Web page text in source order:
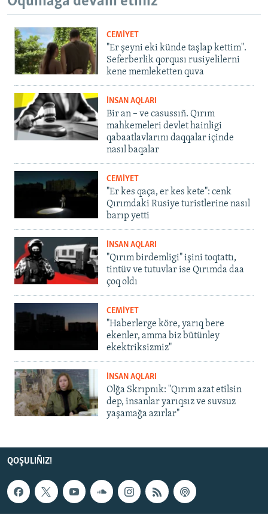
CEMİYET
"Er şeyni eki künde taşlap kettim".
Seferberlik qorqusı rusiyelilerni
kene memleketten quva
İNSAN AQLARI
Bir an – ve casussıñ. Qırım
mahkemeleri devlet hainligi
qabaatlavlarını daqqalar içinde
nasıl baqalar
CEMİYET
"Er kes qaça, er kes kete": cenk
Qırımdaki Rusiye turistlerine nasıl
barıp yetti
İNSAN AQLARI
"Qırım birdemligi" işini toqtattı,
tintüv ve tutuvlar ise Qırımda daa
çoq oldı
CEMİYET
"Haberlerge köre, yarıq bere
ekenler, amma biz bütünley
ekektriksizmiz"
İNSAN AQLARI
Olğa Skrıpnık: "Qırım azat etilsin
dep, insanlar yarıqsız ve suvsuz
yaşamağa azırlar"
QOŞULIÑIZ!